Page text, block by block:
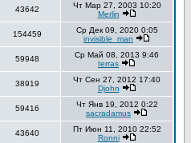
43642
Чт Мар 27, 2003 10:20
Merlin
154459
Ср Дек 09, 2020 0:05
invisible_man
59948
Ср Май 08, 2013 9:46
terras
38919
Чт Сен 27, 2012 17:40
Djohn
59416
Чт Янв 19, 2012 0:22
sacradamus
43640
Пт Июн 11, 2010 22:52
Ronni